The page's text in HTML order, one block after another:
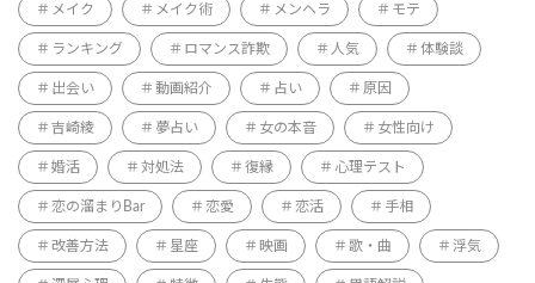
メイク メイク術 メンヘラ モテ
ランキング ロマンス詐欺 人気 体験談
出会い 動画紹介 占い 原因
吉崎綾 夢占い 女の本音 女性向け
婚活 対処法 復縁 心理テスト
恋の溜まりBar 恋愛 恋活 手相
改善方法 星座 映画 歌・曲 浮気